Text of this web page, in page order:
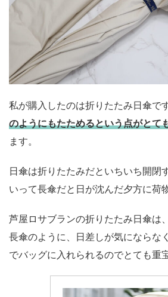
私が購入したのは折りたたみ日傘で
のようにもたためるという点がとて
ます。
日傘は折りたたみだといちいち開閉
いって長傘だと日が沈んだ夕方に荷
芦屋ロサブランの折りたたみ日傘は
長傘のように、日差しが気にならな
でバッグに入れられるのでとても重